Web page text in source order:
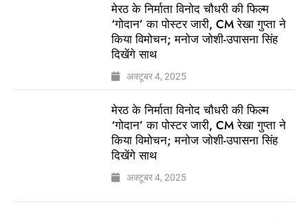
मेरठ के निर्माता विनोद चौधरी की फिल्म
‘गोदान’ का पोस्टर जारी, CM रेखा गुप्ता ने
किया विमोचन; मनोज जोशी-उपासना सिंह
दिखेंगे साथ
अक्टूबर 4, 2025
मेरठ के निर्माता विनोद चौधरी की फिल्म
‘गोदान’ का पोस्टर जारी, CM रेखा गुप्ता ने
किया विमोचन; मनोज जोशी-उपासना सिंह
दिखेंगे साथ
अक्टूबर 4, 2025